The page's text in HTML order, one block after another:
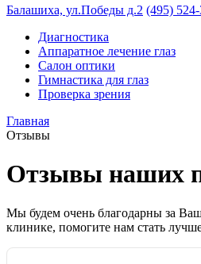
Балашиха, ул.Победы д.2 (495)
Диагностика
Аппаратное лечение глаз
Салон оптики
Гимнастика для глаз
Проверка зрения
Главная
Отзывы
Отзывы наших
Мы будем очень благодарны за
клинике, помогите нам стать